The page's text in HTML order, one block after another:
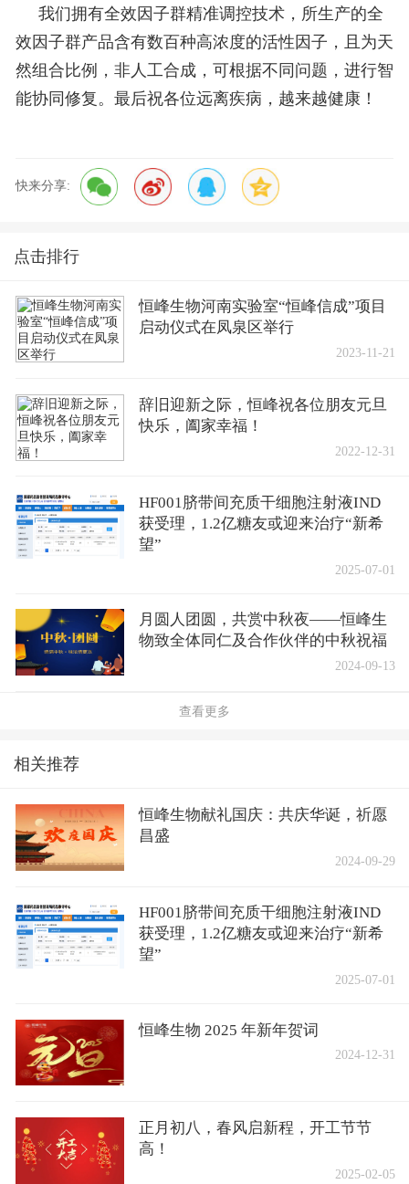
我们拥有全效因子群精准调控技术，所生产的全
效因子群产品含有数百种高浓度的活性因子，且为天
然组合比例，非人工合成，可根据不同问题，进行智
能协同修复。最后祝各位远离疾病，越来越健康！
快来分享:
点击排行
恒峰生物河南实验室“恒峰信成”项目
启动仪式在凤泉区举行
2023-11-21
辞旧迎新之际，恒峰祝各位朋友元旦
快乐，阖家幸福！
2022-12-31
HF001脐带间充质干细胞注射液IND
获受理，1.2亿糖友或迎来治疗“新希
望”
2025-07-01
月圆人团圆，共赏中秋夜——恒峰生
物致全体同仁及合作伙伴的中秋祝福
2024-09-13
查看更多
相关推荐
恒峰生物献礼国庆：共庆华诞，祈愿
昌盛
2024-09-29
HF001脐带间充质干细胞注射液IND
获受理，1.2亿糖友或迎来治疗“新希
望”
2025-07-01
恒峰生物 2025 年新年贺词
2024-12-31
正月初八，春风启新程，开工节节
高！
2025-02-05